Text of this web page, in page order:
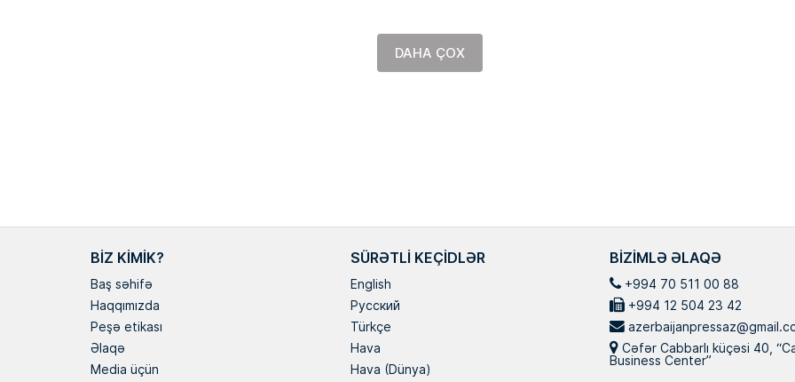
DAHA ÇOX
Universitetini iqtisadçı-mühəndis
BIZ KIMIK?
Baş səhifə
Haqqımızda
Peşə etikası
Əlaqə
Media üçün
SÜRƏTLI KEÇIDLƏR
English
Русский
Türkçe
Hava
Hava (Dünya)
BIZIMLƏ ƏLAQƏ
+994 70 511 00 88
+994 12 504 23 42
Cəfər Cabbarlı küçəsi 40,
Business Center”